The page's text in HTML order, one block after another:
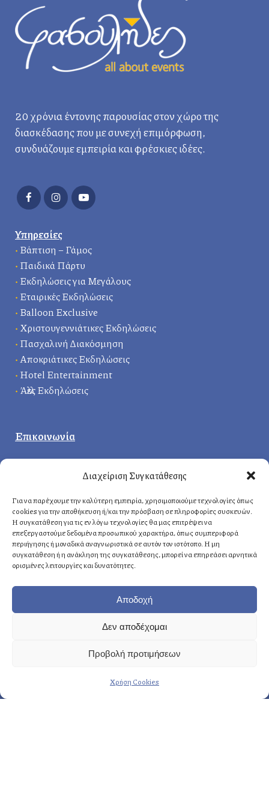
Διαχείριση Συγκατάθεσης
Για να παρέχουμε την καλύτερη εμπειρία, χρησιμοποιούμε τεχνολογίες όπως
cookies για την αποθήκευση ή/και την πρόσβαση σε πληροφορίες συσκευών.
Η συγκατάθεση για τις εν λόγω τεχνολογίες θα μας επιτρέψει να
επεξεργαστούμε δεδομένα προσωπικού χαρακτήρα, όπως συμπεριφορά
περιήγησης ή μοναδικά αναγνωριστικά σε αυτόν τον ιστότοπο. Η μη
συγκατάθεση ή η ανάκληση της συγκατάθεσης, μπορεί να επηρεάσει αρνητικά
ορισμένες λειτουργίες και δυνατότητες.
Αποδοχή
Δεν αποδέχομαι
Προβολή προτιμήσεων
Χρήση Cookies
20 χρόνια έντονης παρουσίας στον χώρο της
διασκέδασης που με συνεχή επιμόρφωση,
συνδυάζουμε εμπειρία και φρέσκιες ιδέες.
Υπηρεσίες
• Βάπτιση – Γάμος
• Παιδικά Πάρτυ
• Εκδηλώσεις για Μεγάλους
• Εταιρικές Εκδηλώσεις
• Balloon Exclusive
• Χριστουγεννιάτικες Εκδηλώσεις
• Πασχαλινή Διακόσμηση
•Αποκριάτικες Εκδηλώσεις
• Hotel Entertainment
• Άλλες Εκδηλώσεις
Επικοινωνία
Δερβενακίων 1, 14121 Ηράκλειο
Αττική, Ελλάδα
Αθήνα: +30 210 8814876
Κρήτη: +30 2810 258703
: info@fasoulides.gr
→ Προετοιμασία & οργάνωση